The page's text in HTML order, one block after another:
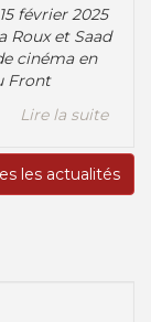
février 2025
Roux et Saad
cinéma en
Front
Lire la suite
les actualités